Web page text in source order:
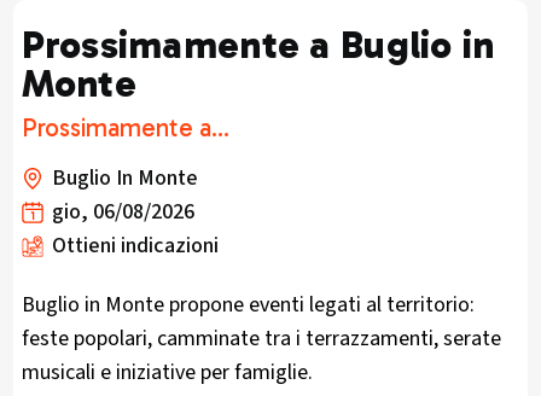
Prossimamente a Buglio in
Monte
Prossimamente a...
Buglio In Monte
gio, 06/08/2026
Ottieni indicazioni
Buglio in Monte propone eventi legati al territorio:
feste popolari, camminate tra i terrazzamenti, serate
musicali e iniziative per famiglie.